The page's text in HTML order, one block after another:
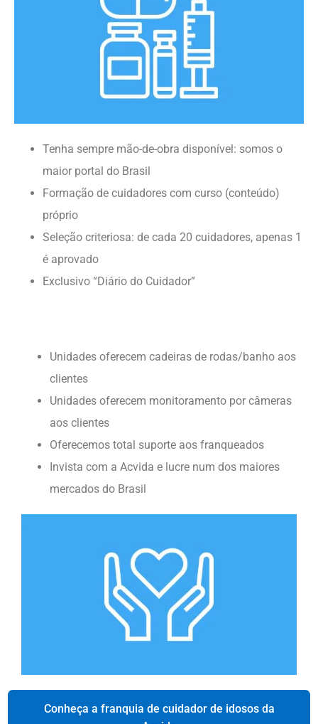
Tenha sempre mão-de-obra disponível: somos o
maior portal do Brasil
Formação de cuidadores com curso (conteúdo)
próprio
Seleção criteriosa: de cada 20 cuidadores, apenas 1
é aprovado
Exclusivo “Diário do Cuidador”
Unidades oferecem cadeiras de rodas/banho aos
clientes
Unidades oferecem monitoramento por câmeras
aos clientes
Oferecemos total suporte aos franqueados
Invista com a Acvida e lucre num dos maiores
mercados do Brasil
Conheça a franquia de cuidador de idosos da